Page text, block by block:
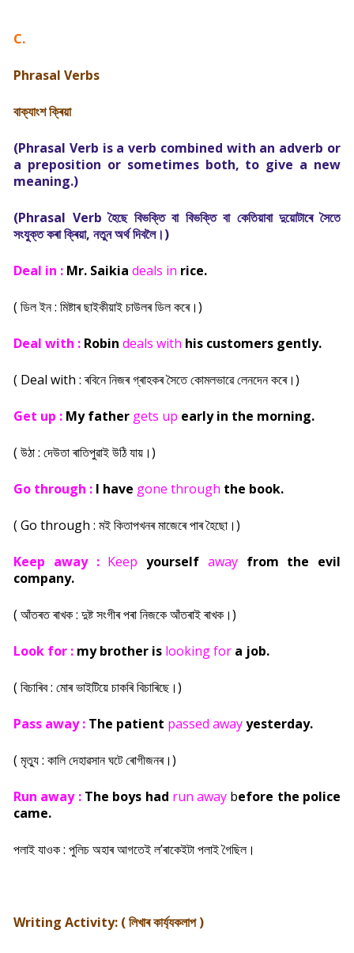
C.
Phrasal Verbs
বাক্যাংশ ক্ৰিয়া
(Phrasal Verb is a verb combined with an adverb or
a preposition or sometimes both, to give a new
meaning.)
(Phrasal Verb হৈছে বিভক্তি বা বিভক্তি বা কেতিয়াবা দুয়োটাৰে সৈতে
সংযুক্ত কৰা ক্ৰিয়া, নতুন অৰ্থ দিবলৈ।)
Deal in : Mr. Saikia deals in rice.
(ডিল ইন : মিষ্টাৰ ছাইকীয়াই চাউলৰ ডিল কৰে।)
Deal with : Robin deals with his customers gently.
( Deal with : ৰবিনে নিজৰ গ্ৰাহকৰ সৈতে কোমলভাৱে লেনদেন কৰে।)
Get up : My father gets up early in the morning.
( উঠা : দেউতা ৰাতিপুৱাই উঠি যায়।)
Go through : I have gone through the book.
( Go through : মই কিতাপখনৰ মাজেৰে পাৰ হৈছো।)
Keep away :Keep yourself away from the evil
company.
( আঁতৰত ৰাখক : দুষ্ট সংগীৰ পৰা নিজকে আঁতৰাই ৰাখক।)
Look for : my brother is looking for a job.
( বিচাৰিব : মোৰ ভাইটিয়ে চাকৰি বিচাৰিছে।)
Pass away : The patient passed awayyesterday.
( মৃত্যু : কালি দেহাৱসান ঘটে ৰোগীজনৰ।)
Run away : The boys had run away before the police
came.
পলাই যাওক : পুলিচ অহাৰ আগতেই ল’ৰাকেইটা পলাই গৈছিল।
Writing Activity: (লিখাৰ কাৰ্য্যকলাপ )